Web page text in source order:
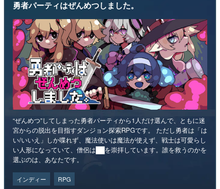
勇者パーティはぜんめつしました。
“ぜんめつ”してしまった勇者パーティから1人だけ選んで、ともに迷
宮からの脱出を目指すダンジョン探索RPGです。 ただし勇者は「は
い/いいえ」しか喋れず、魔法使いは魔法が使えず、戦士は可愛らし
い人形になっていて、僧侶は██を崇拝しています。誰を救うのかを
選ぶのは、あなたです。
インディー RPG